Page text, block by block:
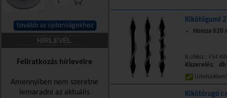
HÍRLEVÉL
Feliratkozás hírlevélre
Amennyiben nem szeretne
lemaradni az aktuális
Kikötőgumi
Hossza 620
B.cikksz.: FS4
Kiszerelés: db
Kikötőrugó